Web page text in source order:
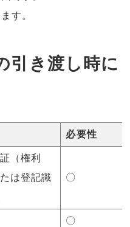
す。
引き渡し時に
必要性
（権利
は登記識
〇
〇